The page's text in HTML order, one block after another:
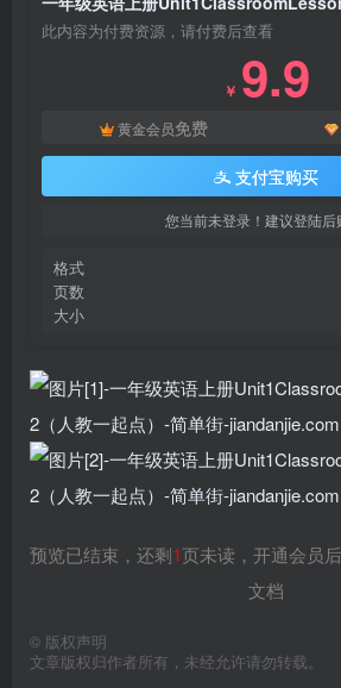
此内容为付费资源，请付费后查看
￥ 9.9
黄金会员免费
支付宝购买
您当前未登录！建议登陆
格式
页数
大小
预览已结束，还剩1页未读，开通会员
文档
© 版权声明
文章版权归作者所有，未经允许请勿转载。